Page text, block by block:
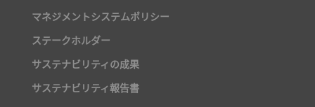
マネジメントシステムポリシー
ステークホルダー
サステナビリティの成果
サステナビリティ報告書